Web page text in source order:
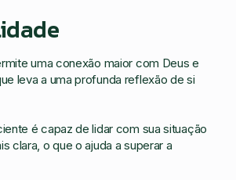
uma conexão maior com Deus e
leva a uma profunda reflexão de si
é capaz de lidar com sua situação
clara, o que o ajuda a superar a